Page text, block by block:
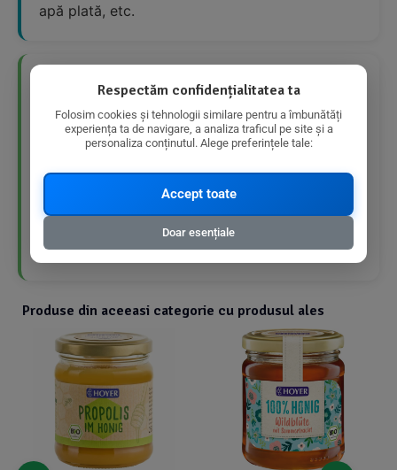
apă plată, etc.
👍 Avantaje Nutriționale
Produs bio
Fără zahăr adăugat
Conține miere, fenicul și cimbru cu
proprietăți benefice pentru sănătate
Produse din aceeasi categorie cu produsul ales
Respectăm confidențialitatea ta
Folosim cookies și tehnologii similare pentru a îmbunătăți
experiența ta de navigare, a analiza traficul pe site și a
personaliza conținutul. Alege preferințele tale:
Accept toate
Doar esențiale